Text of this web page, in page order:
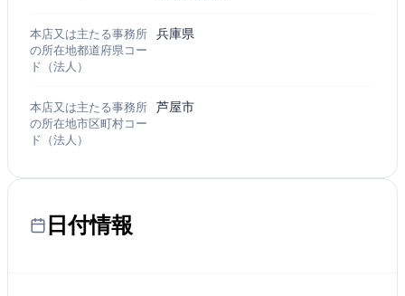
本店又は主たる事務所
の所在地都道府県コー
ド（法人）
兵庫県
本店又は主たる事務所
の所在地市区町村コー
ド（法人）
芦屋市
日付情報